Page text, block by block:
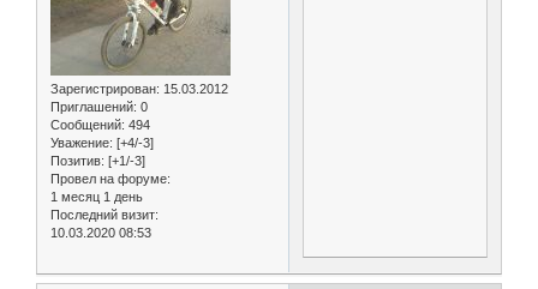
Зарегистрирован: 15.03.2012
Приглашений: 0
Сообщений: 494
Уважение: [+4/-3]
Позитив: [+1/-3]
Провел на форуме:
1 месяц 1 день
Последний визит:
10.03.2020 08:53